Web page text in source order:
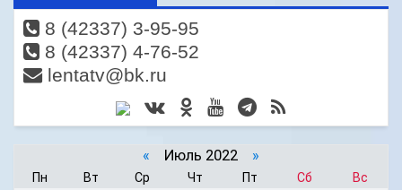
8 (42337) 3-95-95
8 (42337) 4-76-52
lentatv@bk.ru
« Июль 2022 »
Пн Вт Ср Чт Пт Сб
Вс